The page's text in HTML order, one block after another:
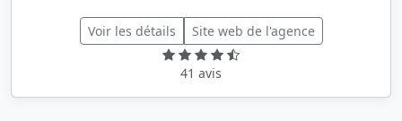
Voir les détails Site web de l'agence
41 avis